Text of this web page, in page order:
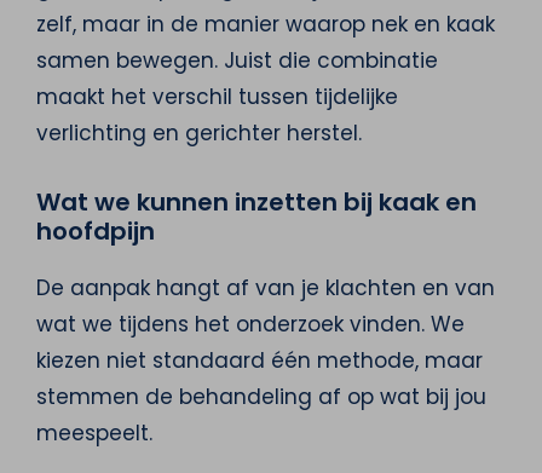
zelf, maar in de manier waarop nek en kaak
samen bewegen. Juist die combinatie
maakt het verschil tussen tijdelijke
verlichting en gerichter herstel.
Wat we kunnen inzetten bij kaak en
hoofdpijn
De aanpak hangt af van je klachten en van
wat we tijdens het onderzoek vinden. We
kiezen niet standaard één methode, maar
stemmen de behandeling af op wat bij jou
meespeelt.